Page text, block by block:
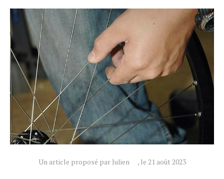
Un article proposé par Julien , le 21 août 2023